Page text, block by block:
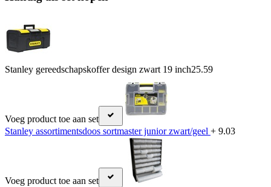
Stanley gereedschapskoffer design zwart 19 inch25.59
Voeg product toe aan set
Stanley assortimentsdoos sortmaster junior zwart/geel + 9.03
Voeg product toe aan set